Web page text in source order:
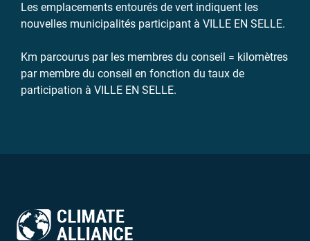
Les emplacements entourés de vert indiquent les
nouvelles municipalités participant à VILLE EN SELLE.
Km parcourus par les membres du conseil = kilomètres
par membre du conseil en fonction du taux de
participation à VILLE EN SELLE.